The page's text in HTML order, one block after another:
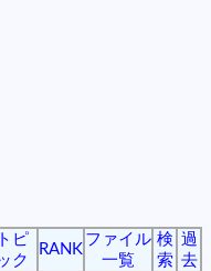
トピ
ク
RANK
ファイル
一覧
検
索
過
去